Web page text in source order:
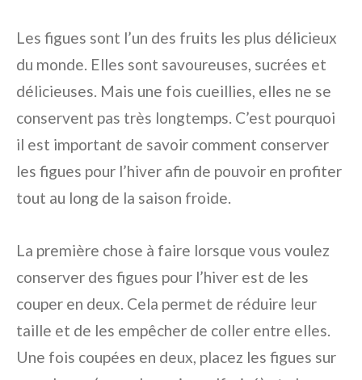
Les figues sont l’un des fruits les plus délicieux
du monde. Elles sont savoureuses, sucrées et
délicieuses. Mais une fois cueillies, elles ne se
conservent pas très longtemps. C’est pourquoi
il est important de savoir comment conserver
les figues pour l’hiver afin de pouvoir en profiter
tout au long de la saison froide.
La première chose à faire lorsque vous voulez
conserver des figues pour l’hiver est de les
couper en deux. Cela permet de réduire leur
taille et de les empêcher de coller entre elles.
Une fois coupées en deux, placez les figues sur